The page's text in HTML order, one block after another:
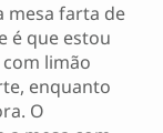
mesa farta de
é que estou
limão
enquanto
O